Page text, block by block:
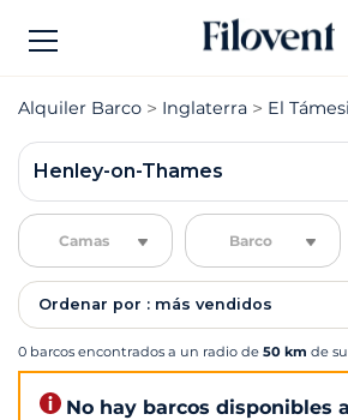
Alquiler Barco Inglaterra El
Henley-on-Thames
Camas Barco
Ordenar por : más vendidos
0 barcos encontrados a un radio de 50 km de
No hay barcos disponibles